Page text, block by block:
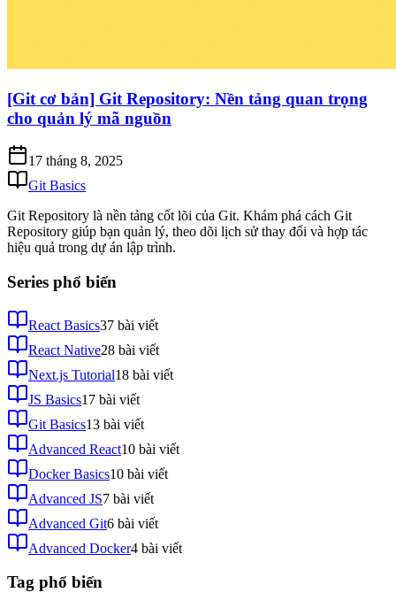
[Git cơ bản] Git Repository: Nền tảng quan trọng
cho quản lý mã nguồn
17 tháng 8, 2025
Git Basics
Git Repository là nền tảng cốt lõi của Git. Khám phá cách Git
Repository giúp bạn quản lý, theo dõi lịch sử thay đổi và hợp tác
hiệu quả trong dự án lập trình.
Series phổ biến
React Basics37 bài viết
React Native28 bài viết
Next.js Tutorial18 bài viết
JS Basics17 bài viết
Git Basics13 bài viết
Advanced React10 bài viết
Docker Basics10 bài viết
Advanced JS7 bài viết
Advanced Git6 bài viết
Advanced Docker4 bài viết
Tag phổ biến